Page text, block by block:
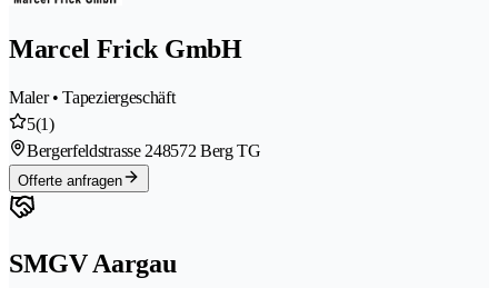
Marcel Frick GmbH
Maler • Tapeziergeschäft
5(1)
Bergerfeldstrasse 248572 Berg TG
Offerte anfragen
SMGV Aargau